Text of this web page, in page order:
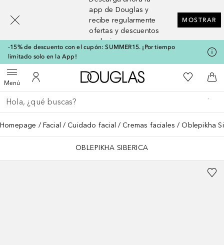
app de Douglas y
recibe regularmente
ofertas y descuentos
exclusivos
MOSTRAR
-15% de descuento con el cupón: SUMMER15. ¡Por tiempo
limitado solo en la App!
MenúAbrir menúMi cuenta
A Douglas HomeMi lista de
A
Regresar
Ejecutar búsqueda
Homepage Facial Cuidado facial Cremas faciales Oblepikha
OBLEPIKHA SIBERICA
[navigation.slideout.screenreader]